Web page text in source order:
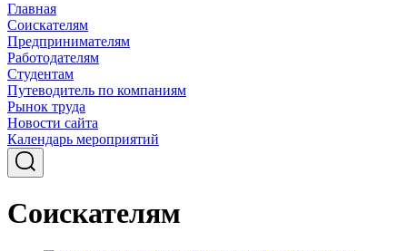
Главная
Соискателям
Предпринимателям
Работодателям
Студентам
Путеводитель по компаниям
Рынок труда
Новости сайта
Календарь мероприятий
Соискателям